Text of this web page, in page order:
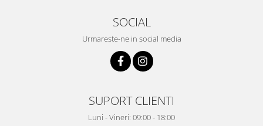
SOCIAL
Urmareste-ne in social media
SUPORT CLIENTI
Luni - Vineri: 09:00 - 18:00